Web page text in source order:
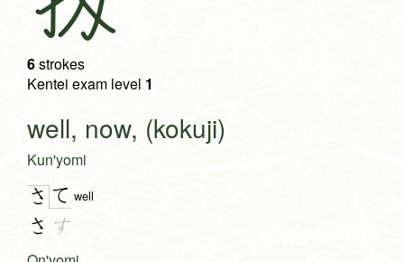
6strokes
Kentei exam level 1
well, now, (kokuji)
Kun'yomi
さ て well
さ す